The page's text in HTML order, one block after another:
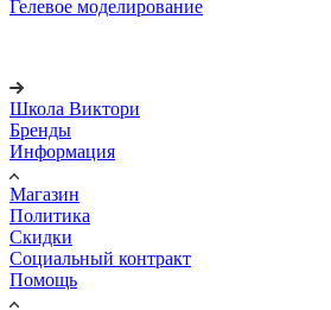
Гелевое моделирование
Школа Виктори
Бренды
Информация
Магазин
Политика
Скидки
Социальный контракт
Помощь